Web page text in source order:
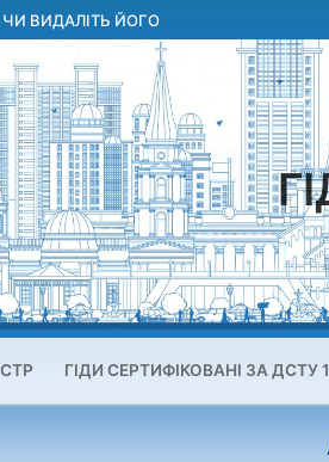
ВИДАЛІТЬ ЙОГО
ГІДИ СЕРТИФІКОВАНІ ЗА ДСТУ